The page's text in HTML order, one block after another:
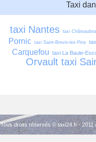
Taxi
taxi Nantes taxi
Pornic taxi Saint-Brevin-les-Pins
Carquefou taxi La Baule-
Orvault taxi
Tous droits réservés © taxi24.fr - 2011